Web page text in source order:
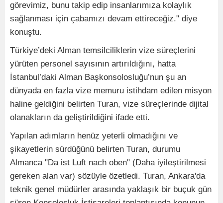
görevimiz, bunu takip edip insanlarımıza kolaylık
sağlanması için çabamızı devam ettireceğiz." diye
konuştu.
Türkiye’deki Alman temsilciliklerin vize süreçlerini
yürüten personel sayısının artırıldığını, hatta
İstanbul’daki Alman Başkonsolosluğu’nun şu an
dünyada en fazla vize memuru istihdam edilen misyon
haline geldiğini belirten Turan, vize süreçlerinde dijital
olanakların da geliştirildiğini ifade etti.
Yapılan adımların henüz yeterli olmadığını ve
şikayetlerin sürdüğünü belirten Turan, durumu
Almanca "Da ist Luft nach oben" (Daha iyileştirilmesi
gereken alan var) sözüyle özetledi. Turan, Ankara'da
teknik genel müdürler arasında yaklaşık bir buçuk gün